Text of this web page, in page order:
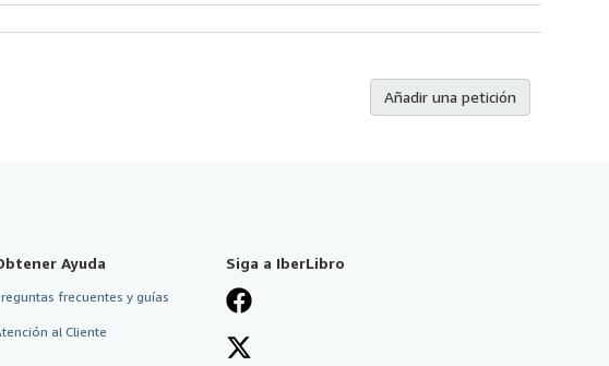
Añadir una petición
Ayuda
frecuentes y guías
al Cliente
Siga a IberLibro